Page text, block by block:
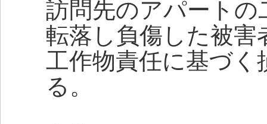
訪問先のアパート
転落し負傷した被
工作物責任に基づく
る。